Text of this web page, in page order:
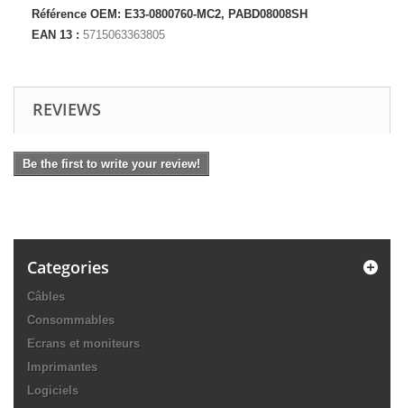
Référence OEM: E33-0800760-MC2, PABD08008SH
EAN 13 : 5715063363805
REVIEWS
Be the first to write your review!
Categories
Câbles
Consommables
Ecrans et moniteurs
Imprimantes
Logiciels